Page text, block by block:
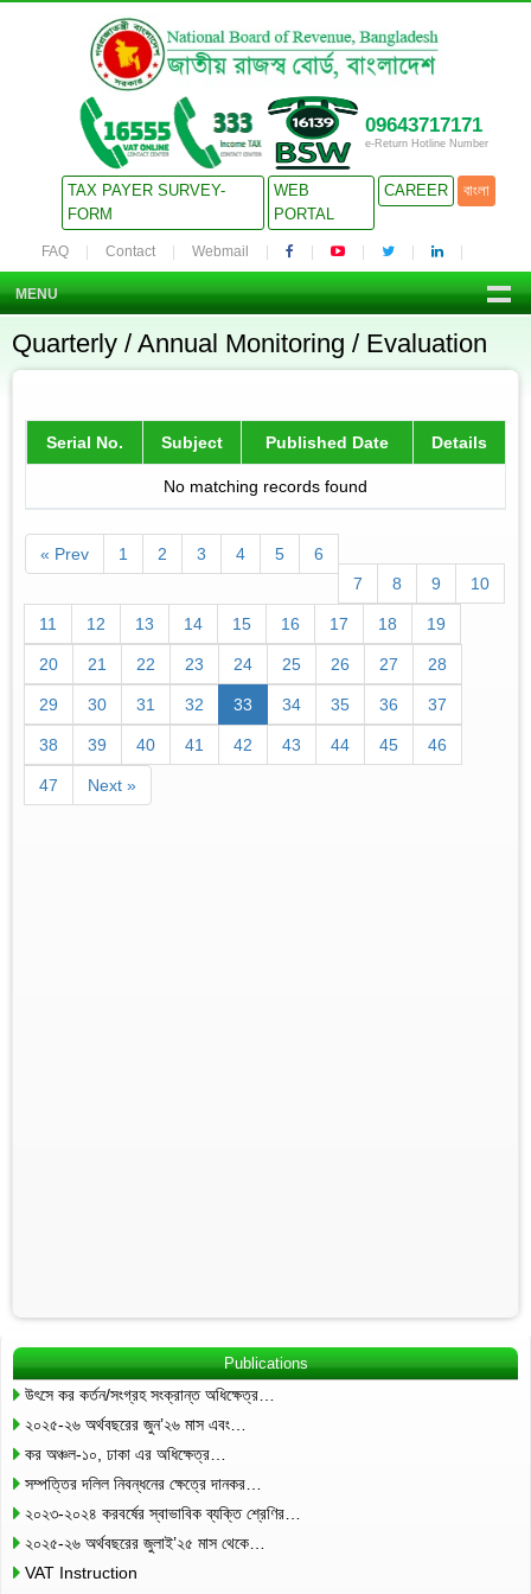
09643717171
e-Return Hotline Number
TAX PAYER SURVEY-
FORM
WEB
PORTAL
CAREER বাংলা
FAQ Contact Webmail
MENU
Quarterly / Annual Monitoring / Evaluation
Serial No. Subject Published Date Details
No matching records found
« Prev 1 2 3 4 5
6
7
8 9 10
11 12 13 14 15 16 17 18 19
20 21 22 23 24 25 26 27 28
29 30 31 32 33 34 35 36 37
38 39 40 41 42 43 44 45 46
47 Next »
Publications
উৎসে কর কর্তন/সংগ্রহ সংক্রান্ত অধিক্ষেত্র…
২০২৫-২৬ অর্থবছরের জুন’২৬ মাস এবং…
কর অঞ্চল-১০, ঢাকা এর অধিক্ষেত্র…
সম্পত্তির দলিল নিবন্ধনের ক্ষেত্রে দানকর…
২০২৩-২০২৪ করবর্ষের স্বাভাবিক ব্যক্তি শ্রেণির…
২০২৫-২৬ অর্থবছরের জুলাই’২৫ মাস থেকে…
VAT Instruction